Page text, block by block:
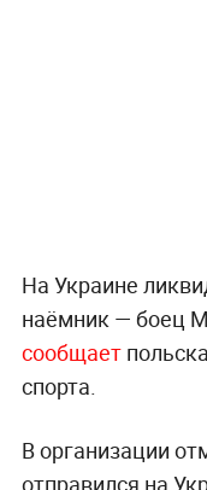
На Украине
наёмник — боец
сообщает
спорта.
В организации
отправился на